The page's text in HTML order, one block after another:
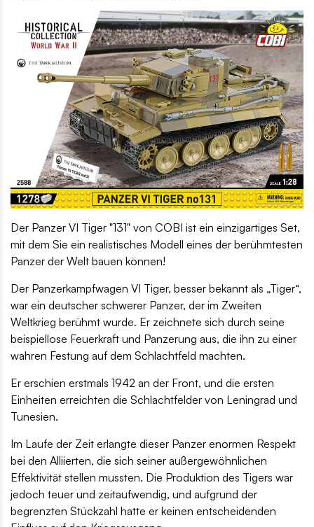
Der Panzer VI Tiger "131" von COBI ist ein einzigartiges Set,
mit dem Sie ein realistisches Modell eines der berühmtesten
Panzer der Welt bauen können!
Der Panzerkampfwagen VI Tiger, besser bekannt als „Tiger“,
war ein deutscher schwerer Panzer, der im Zweiten
Weltkrieg berühmt wurde. Er zeichnete sich durch seine
beispiellose Feuerkraft und Panzerung aus, die ihn zu einer
wahren Festung auf dem Schlachtfeld machten.
Er erschien erstmals 1942 an der Front, und die ersten
Einheiten erreichten die Schlachtfelder von Leningrad und
Tunesien.
Im Laufe der Zeit erlangte dieser Panzer enormen Respekt
bei den Alliierten, die sich seiner außergewöhnlichen
Effektivität stellen mussten. Die Produktion des Tigers war
jedoch teuer und zeitaufwendig, und aufgrund der
begrenzten Stückzahl hatte er keinen entscheidenden